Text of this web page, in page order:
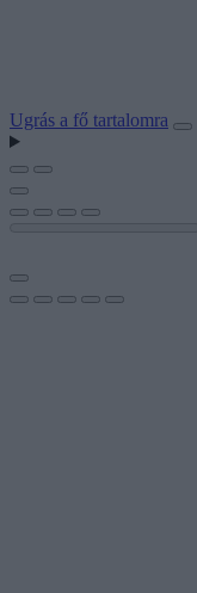
Ugrás a fő tartalomra